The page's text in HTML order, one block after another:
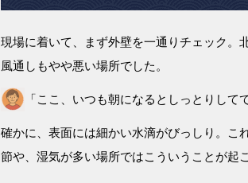
現場に着いて、まず外壁を一通りチェック。
風通しもやや悪い場所でした。
「ここ、いつも朝になるとしっとりして
確かに、表面には細かい水滴がびっしり。こ
節や、湿気が多い場所ではこういうことが起